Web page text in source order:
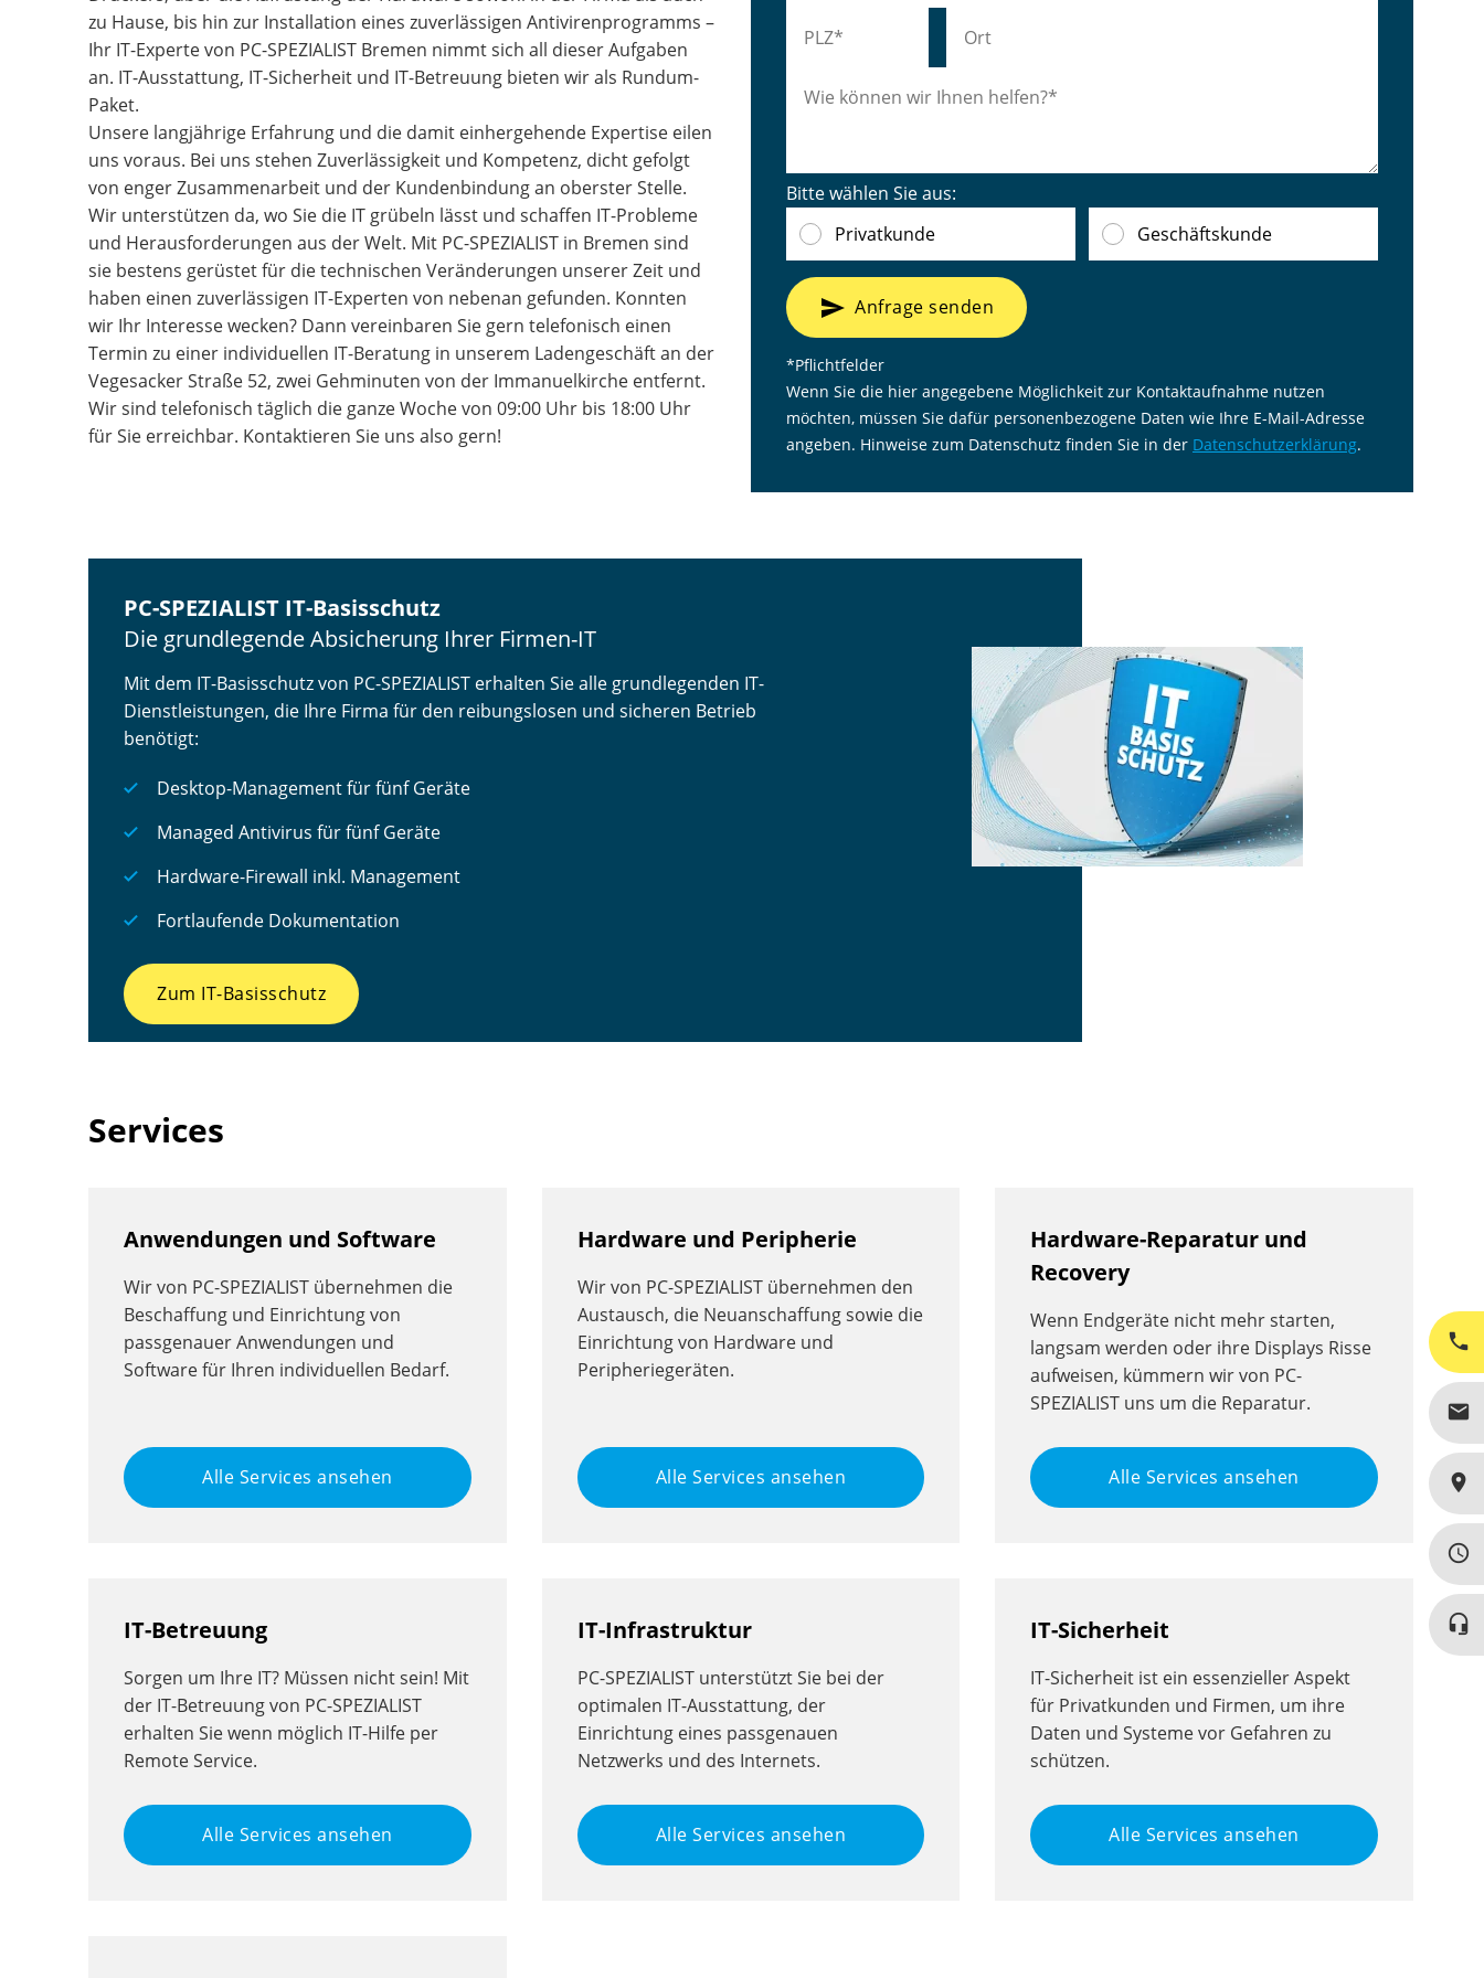
zu Hause, bis hin zur Installation eines zuverlässigen Antivirenprogramms –
Ihr IT-Experte von PC-SPEZIALIST Bremen nimmt sich all dieser Aufgaben
an. IT-Ausstattung, IT-Sicherheit und IT-Betreuung bieten wir als Rundum-
Paket.
Unsere langjährige Erfahrung und die damit einhergehende Expertise eilen
uns voraus. Bei uns stehen Zuverlässigkeit und Kompetenz, dicht gefolgt
von enger Zusammenarbeit und der Kundenbindung an oberster Stelle.
Wir unterstützen da, wo Sie die IT grübeln lässt und schaffen IT-Probleme
und Herausforderungen aus der Welt. Mit PC-SPEZIALIST in Bremen sind
sie bestens gerüstet für die technischen Veränderungen unserer Zeit und
haben einen zuverlässigen IT-Experten von nebenan gefunden. Konnten
wir Ihr Interesse wecken? Dann vereinbaren Sie gern telefonisch einen
Termin zu einer individuellen IT-Beratung in unserem Ladengeschäft an der
Vegesacker Straße 52, zwei Gehminuten von der Immanuelkirche entfernt.
Wir sind telefonisch täglich die ganze Woche von 09:00 Uhr bis 18:00 Uhr
für Sie erreichbar. Kontaktieren Sie uns also gern!
Bitte wählen Sie aus:
Privatkunde
Geschäftskunde
send Anfrage senden
*Pflichtfelder
Wenn Sie die hier angegebene Möglichkeit zur Kontaktaufnahme nutzen
möchten, müssen Sie dafür personenbezogene Daten wie Ihre E-Mail-Adresse
angeben. Hinweise zum Datenschutz finden Sie in der Datenschutzerklärung.
PC-SPEZIALIST IT-Basisschutz
Die grundlegende Absicherung Ihrer Firmen-IT
Mit dem IT-Basisschutz von PC-SPEZIALIST erhalten Sie alle grundlegenden IT-
Dienstleistungen, die Ihre Firma für den reibungslosen und sicheren Betrieb
benötigt:
Desktop-Management für fünf Geräte
Managed Antivirus für fünf Geräte
Hardware-Firewall inkl. Management
Fortlaufende Dokumentation
Zum IT-Basisschutz
Services
Anwendungen und Software
Wir von PC-SPEZIALIST übernehmen die
Beschaffung und Einrichtung von
passgenauer Anwendungen und
Software für Ihren individuellen Bedarf.
Alle Services ansehen
Hardware und Peripherie
Wir von PC-SPEZIALIST übernehmen den
Austausch, die Neuanschaffung sowie die
Einrichtung von Hardware und
Peripheriegeräten.
Alle Services ansehen
Hardware-Reparatur und
Recovery
Wenn Endgeräte nicht mehr starten,
langsam werden oder ihre Displays Risse
aufweisen, kümmern wir von PC-
SPEZIALIST uns um die Reparatur.
Alle Services ansehen
IT-Betreuung
Sorgen um Ihre IT? Müssen nicht sein! Mit
der IT-Betreuung von PC-SPEZIALIST
erhalten Sie wenn möglich IT-Hilfe per
Remote Service.
Alle Services ansehen
IT-Infrastruktur
PC-SPEZIALIST unterstützt Sie bei der
optimalen IT-Ausstattung, der
Einrichtung eines passgenauen
Netzwerks und des Internets.
Alle Services ansehen
IT-Sicherheit
IT-Sicherheit ist ein essenzieller Aspekt
für Privatkunden und Firmen, um ihre
Daten und Systeme vor Gefahren zu
schützen.
Alle Services ansehen
phone
mail
place
query_builder
headset_mic